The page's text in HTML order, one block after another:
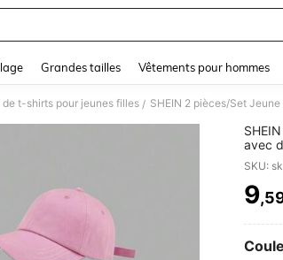
Grandes tailles Vêtements pour hommes
de t-shirts pour jeunes filles /
avec
nœud
SKU:
9